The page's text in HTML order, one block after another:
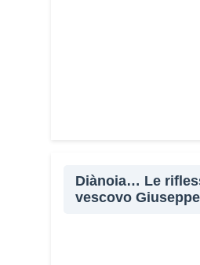
Diànoia… Le
vescovo Giuseppe